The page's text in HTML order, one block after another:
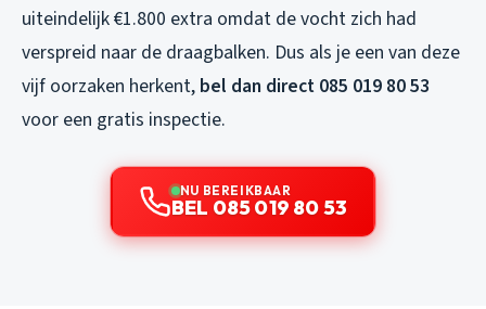
uiteindelijk €1.800 extra omdat de vocht zich had
verspreid naar de draagbalken. Dus als je een van deze
vijf oorzaken herkent, bel dan direct 085 019 80 53
voor een gratis inspectie.
NU BEREIKBAAR
BEL 085 019 80 53